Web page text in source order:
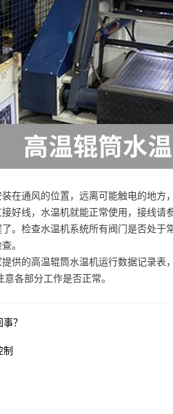
在通风的位置，远离可能触电的地方
好线，水温机就能正常使用，接线请
。检查水温机系统所有阀门是否处
。
供的高温辊筒水温机运行数据记录
各部分工作是否正常。
？